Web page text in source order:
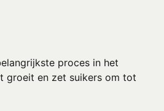
proces in het
groeit en zet suikers om tot